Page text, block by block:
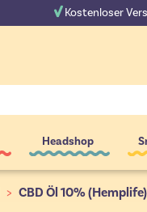
Headshop
Kostenloser
> CBD Öl 10% (Hemplife)